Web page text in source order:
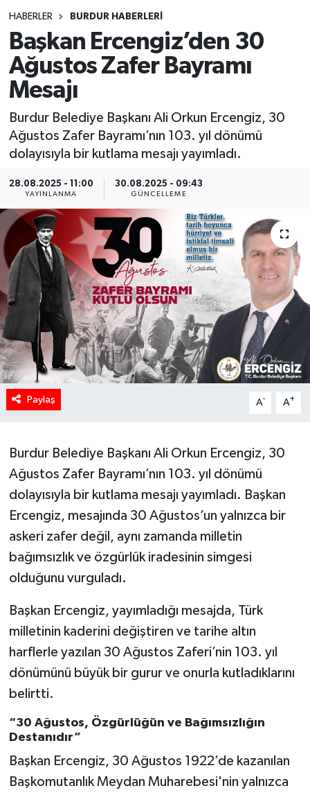
HABERLER BURDUR HABERLERİ
Başkan Ercengiz’den 30
Ağustos Zafer Bayramı
Mesajı
Burdur Belediye Başkanı Ali Orkun Ercengiz, 30
Ağustos Zafer Bayramı’nın 103. yıl dönümü
dolayısıyla bir kutlama mesajı yayımladı.
28.08.2025 - 11:00
YAYINLANMA
30.08.2025 - 09:43
GÜNCELLEME
Paylaş A- A+
Burdur Belediye Başkanı Ali Orkun Ercengiz, 30
Ağustos Zafer Bayramı’nın 103. yıl dönümü
dolayısıyla bir kutlama mesajı yayımladı. Başkan
Ercengiz, mesajında 30 Ağustos’un yalnızca bir
askeri zafer değil, aynı zamanda milletin
bağımsızlık ve özgürlük iradesinin simgesi
olduğunu vurguladı.
Başkan Ercengiz, yayımladığı mesajda, Türk
milletinin kaderini değiştiren ve tarihe altın
harflerle yazılan 30 Ağustos Zaferi’nin 103. yıl
dönümünü büyük bir gurur ve onurla kutladıklarını
belirtti.
“30 Ağustos, Özgürlüğün ve Bağımsızlığın
Destanıdır”
Başkan Ercengiz, 30 Ağustos 1922’de kazanılan
Başkomutanlık Meydan Muharebesi'nin yalnızca
Spor
Tebrik
Türkiye